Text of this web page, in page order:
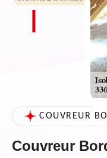
COUVREUR
Couvreur